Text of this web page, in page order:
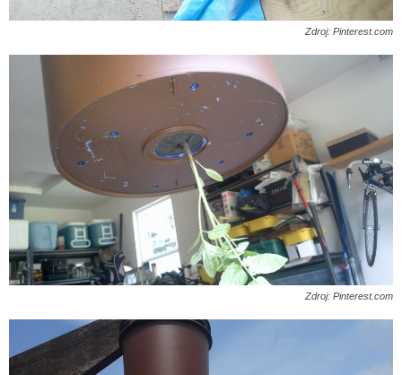
Zdroj: Pinterest.com
Zdroj: Pinterest.com